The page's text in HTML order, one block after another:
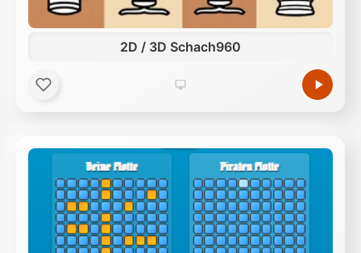
2D / 3D Schach960